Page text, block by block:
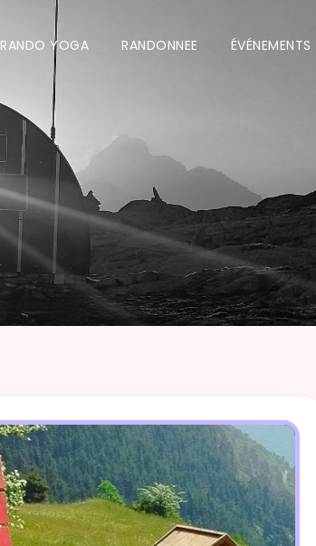
RANDO YOGA RANDONNEE ÉVÉNEMENTS